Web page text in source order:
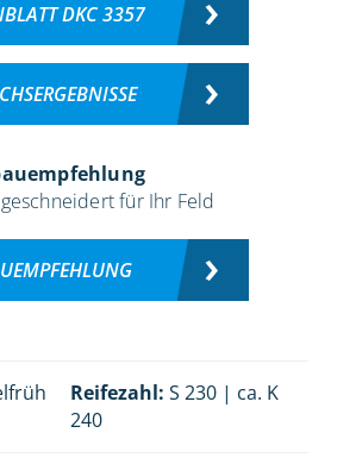
DKC 3357
für Ihr Feld
Reifezahl: S 230 | ca. K
240